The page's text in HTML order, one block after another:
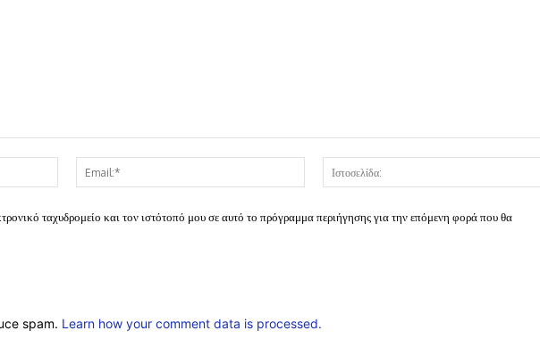
Όνομα:*
Email:*
ταχυδρομείο και τον ιστότοπό μου σε αυτό το πρόγραμμα περιήγησης για την επόμενη φορά που θα
spam. Learn how your comment data is processed.